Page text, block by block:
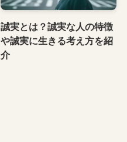
誠実とは？誠実な人の特徴
や誠実に生きる考え方を紹
介